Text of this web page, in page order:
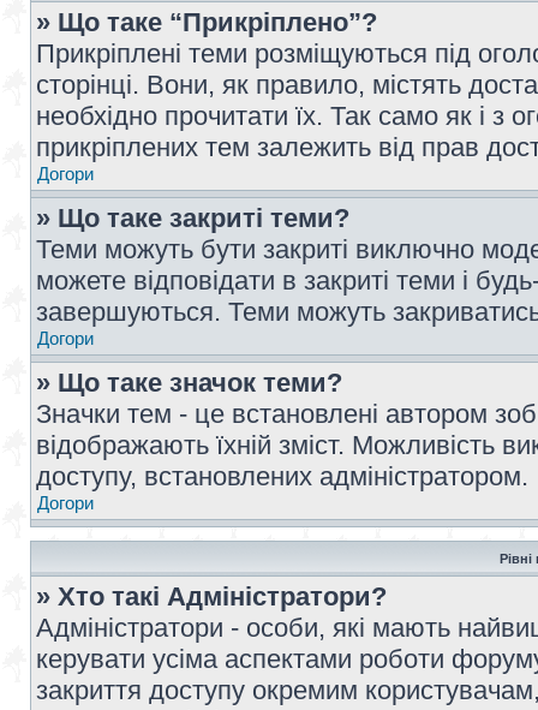
» Що таке “Прикріплено”?
Прикріплені теми розміщуються під
сторінці. Вони, як правило, містять
необхідно прочитати їх. Так само як і
прикріплених тем залежить від прав
Догори
» Що таке закриті теми?
Теми можуть бути закриті виключно
можете відповідати в закриті теми і
завершуються. Теми можуть
Догори
» Що таке значок теми?
Значки тем - це встановлені автором
відображають їхній зміст. Можливість
доступу, встановлених адміністратором.
Догори
Рівні
» Хто такі Адміністратори?
Адміністратори - особи, які мають
керувати усіма аспектами роботи
закриття доступу окремим